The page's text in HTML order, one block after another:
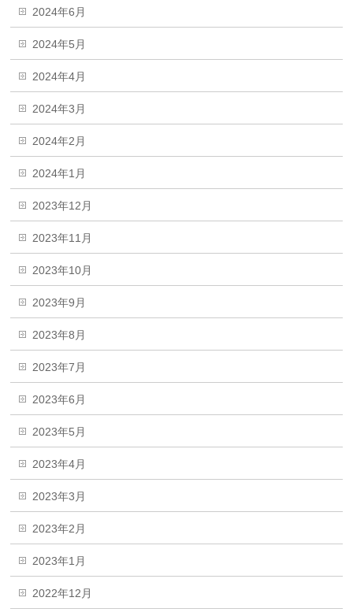
2024年6月
2024年5月
2024年4月
2024年3月
2024年2月
2024年1月
2023年12月
2023年11月
2023年10月
2023年9月
2023年8月
2023年7月
2023年6月
2023年5月
2023年4月
2023年3月
2023年2月
2023年1月
2022年12月